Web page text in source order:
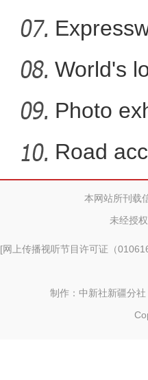
World's
to
Photo
fo
Road
本网站所刊载
未经授
[网上传播视听节目许可证（
制作：中新社新疆